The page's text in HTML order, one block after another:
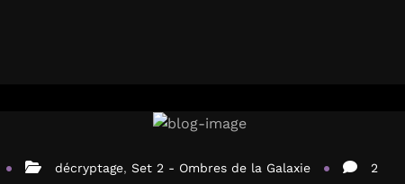
décryptage, Set 2 - Ombres de la Galaxie 2